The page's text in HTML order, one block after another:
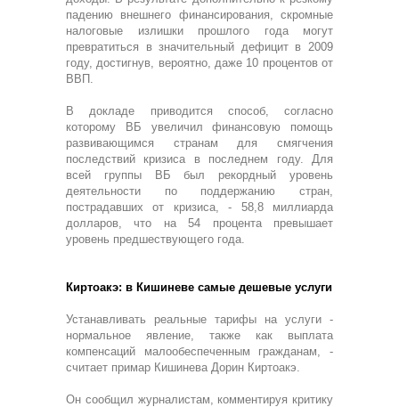
падению внешнего финансирования, скромные
налоговые излишки прошлого года могут
превратиться в значительный дефицит в 2009
году, достигнув, вероятно, даже 10 процентов от
ВВП.
В докладе приводится способ, согласно
которому ВБ увеличил финансовую помощь
развивающимся странам для смягчения
последствий кризиса в последнем году. Для
всей группы ВБ был рекордный уровень
деятельности по поддержанию стран,
пострадавших от кризиса, - 58,8 миллиарда
долларов, что на 54 процента превышает
уровень предшествующего года.
Киртоакэ: в Кишиневе самые дешевые услуги
Устанавливать реальные тарифы на услуги -
нормальное явление, также как выплата
компенсаций малообеспеченным гражданам, -
считает примар Кишинева Дорин Киртоакэ.
Он сообщил журналистам, комментируя критику